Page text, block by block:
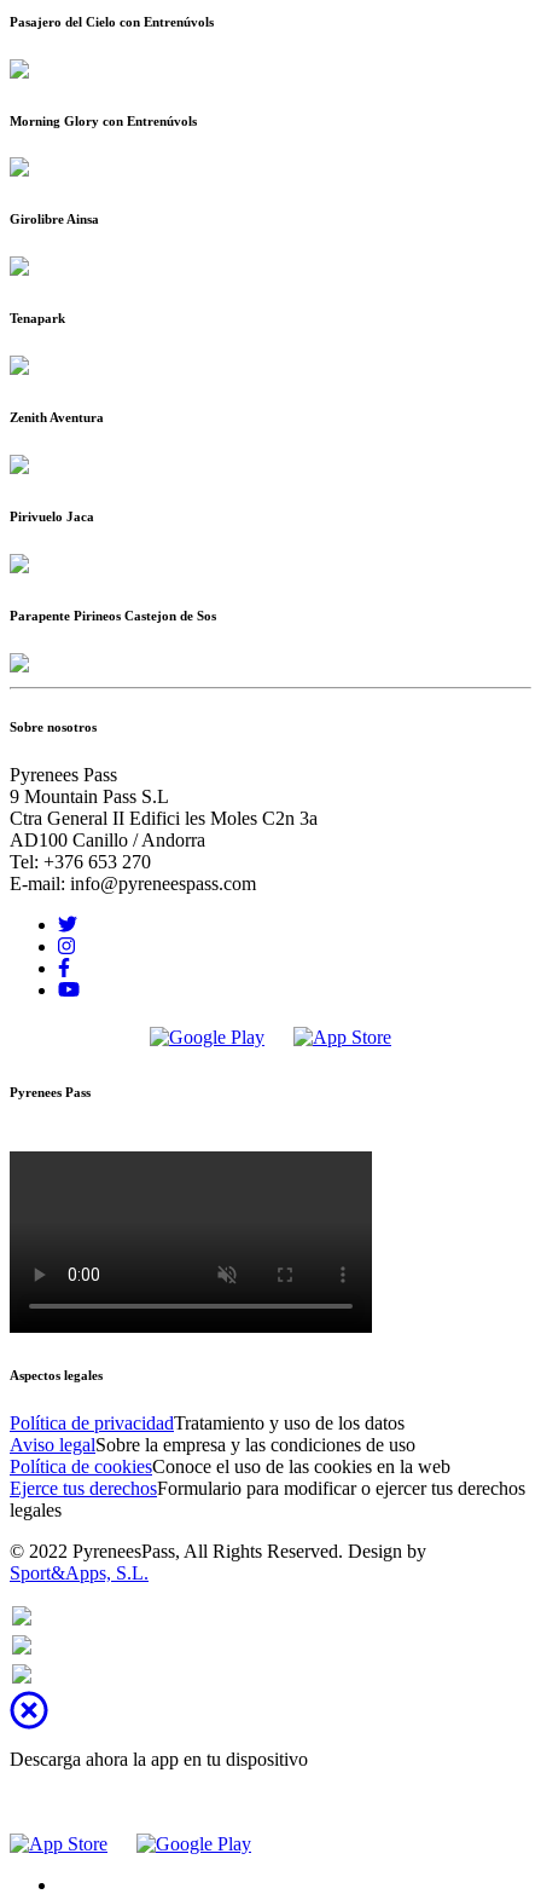
Pasajero del Cielo con Entrenúvols
Morning Glory con Entrenúvols
Girolibre Ainsa
Tenapark
Zenith Aventura
Pirivuelo Jaca
Parapente Pirineos Castejon de Sos
Sobre nosotros
Pyrenees Pass
9 Mountain Pass S.L
Ctra General II Edifici les Moles C2n 3a
AD100 Canillo / Andorra
Tel: +376 653 270
E-mail: info@pyreneespass.com
Pyrenees Pass
Aspectos legales
Política de privacidadTratamiento y uso de los datos
Aviso legalSobre la empresa y las condiciones de uso
Política de cookiesConoce el uso de las cookies en la web
Ejerce tus derechosFormulario para modificar o ejercer tus derechos
legales
© 2022 PyreneesPass, All Rights Reserved. Design by
Sport&Apps, S.L.
Descarga ahora la app en tu dispositivo